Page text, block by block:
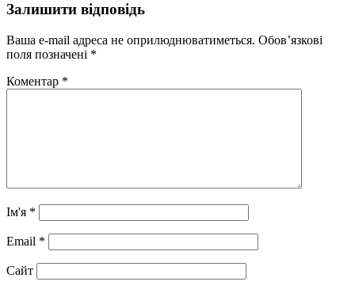
Залишити відповідь
Ваша e-mail адреса не оприлюднюватиметься. Обов’язкові
поля позначені *
Коментар *
Ім'я *
Email *
Сайт